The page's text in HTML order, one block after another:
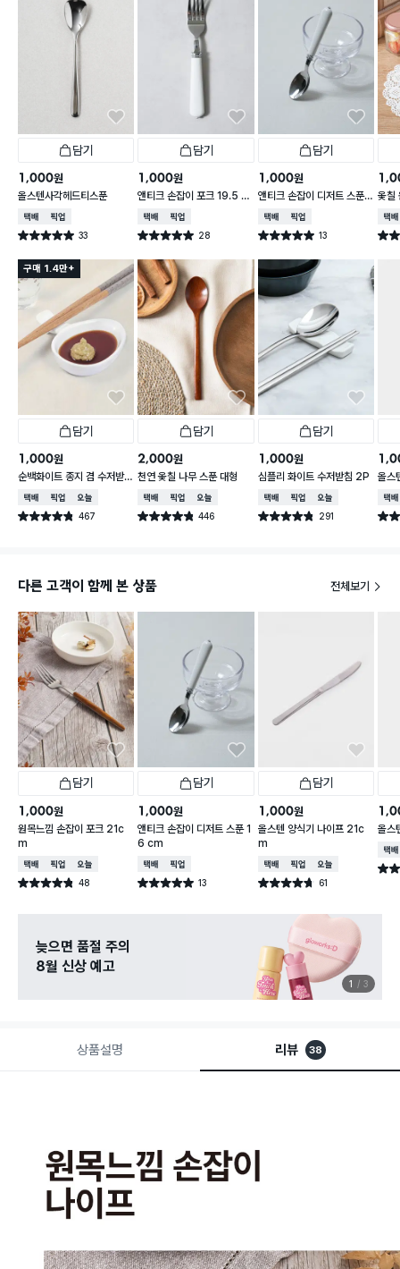
담기
1,000원
올스텐사각헤드티스푼
택배배송매장픽업
별점 5.0점 33
건 작성
담기
1,000원
앤티크 손잡이 포크 19.5 c
m
택배배송매장픽업
별점 5.0점 28
건 작성
담기
1,000원
앤티크 손잡이 디저트 스푼 1
6 cm
택배배송매장픽업
별점 5.0점 13
건 작성
옻칠
cm
택배
별점
구매 1.4만+
담기
1,000원
순백화이트 종지 겸 수저받
침
택배배송매장픽업오늘배송
별점 4.8점 467
건 작성
담기
2,000원
천연 옻칠 나무 스푼 대형
택배배송매장픽업오늘배송
별점 4.8점 446
건 작성
담기
1,000원
심플리 화이트 수저받침 2P
택배배송매장픽업오늘배송
별점 4.8점 291
건 작성
올스
택배
별점
다른 고객이 함께 본 상품 전체보기
담기
1,000원
원목느낌 손잡이 포크 21c
m
택배배송매장픽업오늘배송
별점 4.8점 48
건 작성
담기
1,000원
앤티크 손잡이 디저트 스푼 1
6 cm
택배배송매장픽업
별점 5.0점 13
건 작성
담기
1,000원
올스텐 양식기 나이프 21c
m
택배배송매장픽업오늘배송
별점 4.7점 61
건 작성
올스
택배
별점
늦으면 품절 주의
8월 신상 예고
1 3
상품설명 리뷰 38